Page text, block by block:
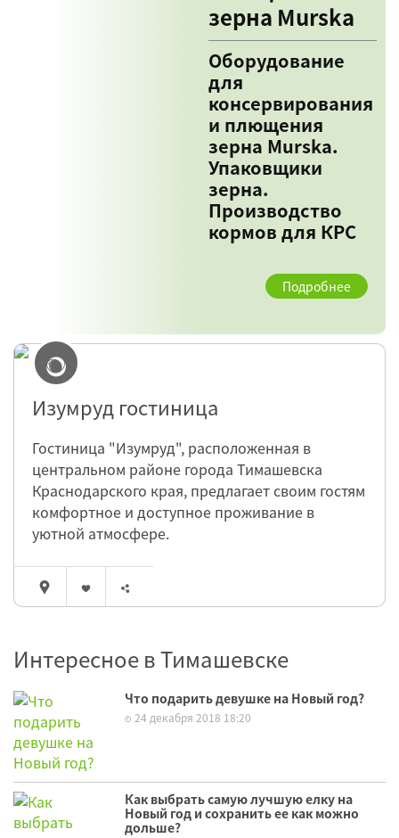
зерна Murska
Оборудование
для
консервирования
и плющения
зерна Murska.
Упаковщики
зерна.
Производство
кормов для КРС
Подробнее
Изумруд гостиница
Гостиница "Изумруд", расположенная в
центральном районе города Тимашевска
Краснодарского края, предлагает своим гостям
комфортное и доступное проживание в
уютной атмосфере.
Интересное в Тимашевске
Что подарить девушке на Новый год?
24 декабря 2018 18:20
Как выбрать самую лучшую елку на
Новый год и сохранить ее как можно
дольше?